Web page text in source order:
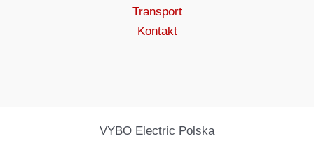
Transport
Kontakt
VYBO Electric Polska